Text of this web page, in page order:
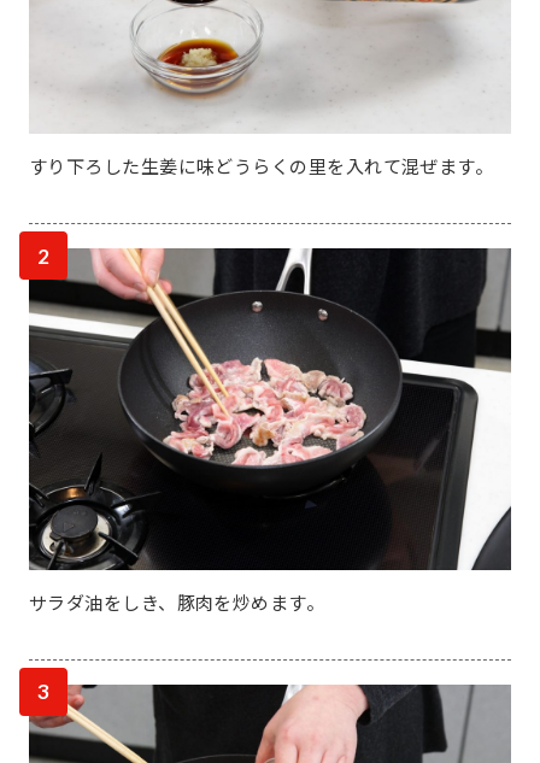
すり下ろした生姜に味どうらくの里を入れて混ぜます。
2
サラダ油をしき、豚肉を炒めます。
3